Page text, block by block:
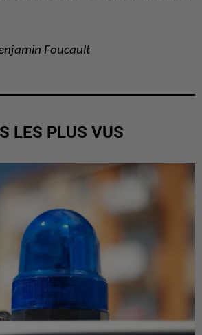
Foucault
LES PLUS VUS